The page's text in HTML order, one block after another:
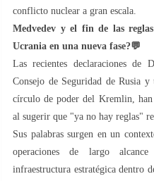
conflicto nuclear a gran escala.
Medvedev y el fin de las
Ucrania en una nueva fase?💬
Las recientes declaraciones de
Consejo de Seguridad de Rusia
círculo de poder del Kremlin, han
al sugerir que "ya no hay reglas"
Sus palabras surgen en un
operaciones de largo
infraestructura estratégica dentro